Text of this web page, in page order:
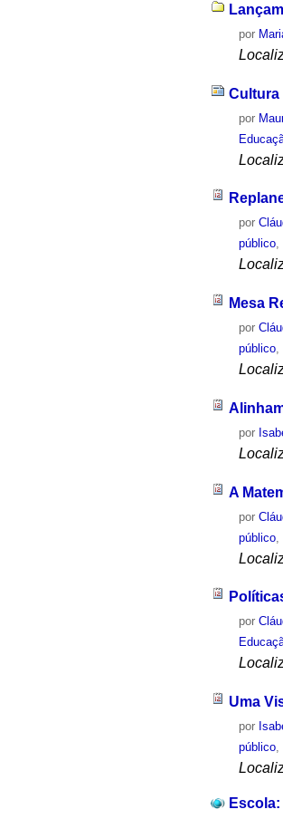
por
Cultura
por
por
público,
Mesa
por
público,
por
A
por
público
por
Uma
por
público